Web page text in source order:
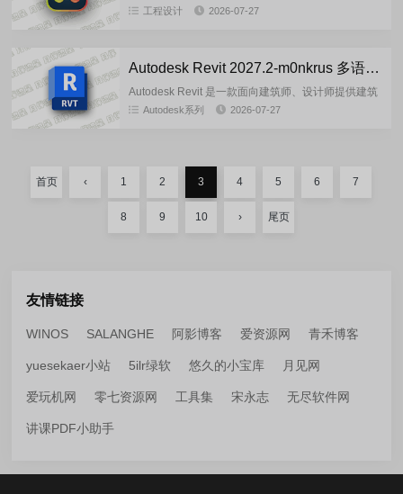
Design 公司推出的一款版专业影视后期综合软件，
工程设计 2026-07-27
Autodesk Revit 2027.2-m0nkrus 多语言版
Autodesk Revit 是一款面向建筑师、设计师提供建筑
元素的三维建模和设计元素的平面图、定制对象的创
Autodesk系列 2026-07-27
首页 ‹ 1 2 3 4 5 6 7
8 9 10 › 尾页
友情链接
WINOS SALANGHE 阿影博客 爱资源网 青禾博客
yuesekaer小站 5ilr绿软 悠久的小宝库 月见网
爱玩机网 零七资源网 工具集 宋永志 无尽软件网
讲课PDF小助手